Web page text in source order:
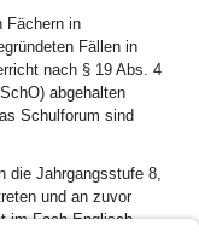
Fächern in
Fällen in
nach § 19 Abs. 4
abgehalten
Schulforum sind
die Jahrgangsstufe 8,
und an zuvor
im Fach Englisch